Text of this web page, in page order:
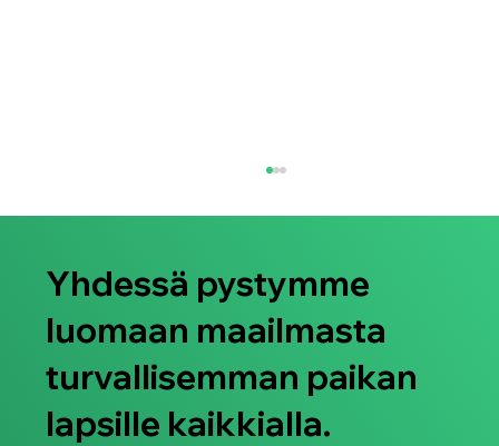
Suojellaan Lapsia ry juhlistaa Pride-
Yhdessä pystymme
luomaan maailmasta
turvallisemman paikan
lapsille kaikkialla.